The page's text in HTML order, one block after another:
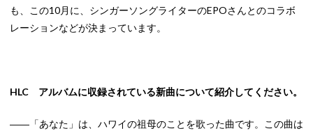
も、この10月に、シンガーソングライターのEPOさんとのコラボ
レーションなどが決まっています。
HLC アルバムに収録されている新曲について紹介してください。
――「あなた」は、ハワイの祖母のことを歌った曲です。この曲は